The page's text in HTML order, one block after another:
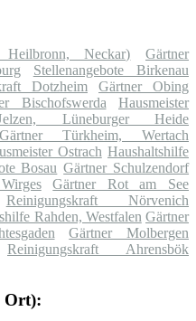
Neckar)
Gärtner
Stellenangebote Birkenau
Dotzheim
Gärtner Obing
Bischofswerda
Hausmeister
Lüneburger Heide
Gärtner Türkheim, Wertach
Ostrach Haushaltshilfe
Bosau Gärtner Schulzendorf
Gärtner Rot am See
Reinigungskraft Nörvenich
Rahden, Westfalen Gärtner
Gärtner Molbergen
Reinigungskraft Ahrensbök
Ort):